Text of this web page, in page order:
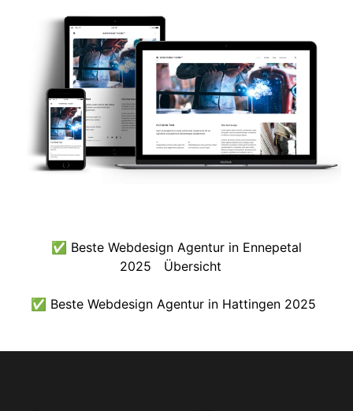
✅ Beste Webdesign Agentur in Ennepetal
2025
Übersicht
✅ Beste Webdesign Agentur in Hattingen 2025